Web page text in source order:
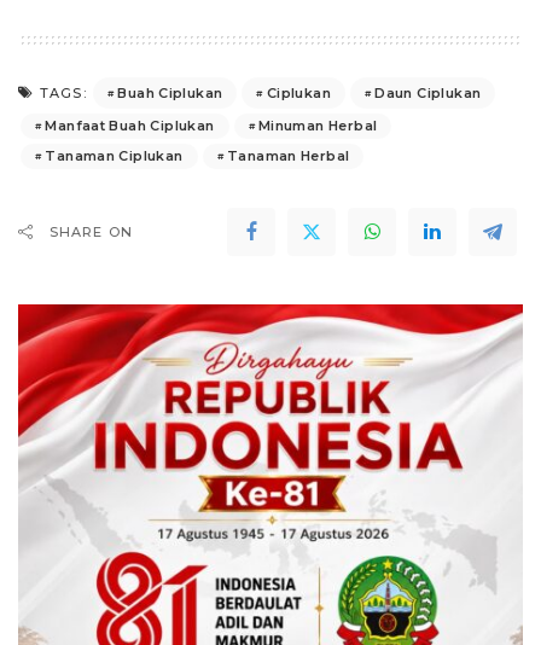
TAGS: Buah Ciplukan Ciplukan
Daun Ciplukan
Manfaat Buah Ciplukan
Minuman Herbal
Tanaman Ciplukan
Tanaman Herbal
SHARE ON